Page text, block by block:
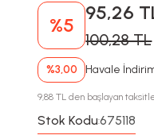
%5
95,26
100,28 TL
%3,00 Havale
9,88 TL den başlayan
Stok Kodu:675118